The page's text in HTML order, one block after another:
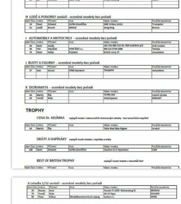
Kontakty